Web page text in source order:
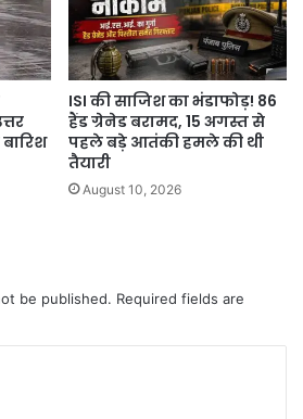
ISI की साजिश का भंडाफोड़! 86
हैंड ग्रेनेड बरामद, 15 अगस्त से
पहले बड़े आतंकी हमले की थी
तैयारी
August 10, 2026
be published. Required fields are